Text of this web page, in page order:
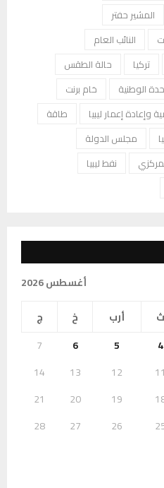
المشير حفتر
النائب العام
تركيا
حالة الطقس
الوطنية
خام برنت
وإعادة إعمار ليبيا
طاقة
مجلس الدولة
نفط ليبيا
أغسطس 2026
ث أرب خ
ج
4
5
6
7
11
12
13
14
19
20
21
26
27
28